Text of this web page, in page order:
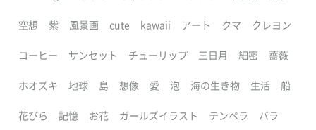
空想 紫 風景画 cute kawaii アート クマ クレヨン
コーヒー サンセット チューリップ 三日月 細密 薔薇
ホオズキ 地球 島 想像 愛 泡 海の生き物 生活 船
花びら 記憶 お花 ガールズイラスト テンペラ バラ